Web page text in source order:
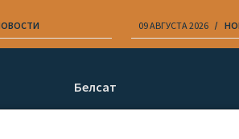
09 АВГУСТА 2026
Белсат
О нас